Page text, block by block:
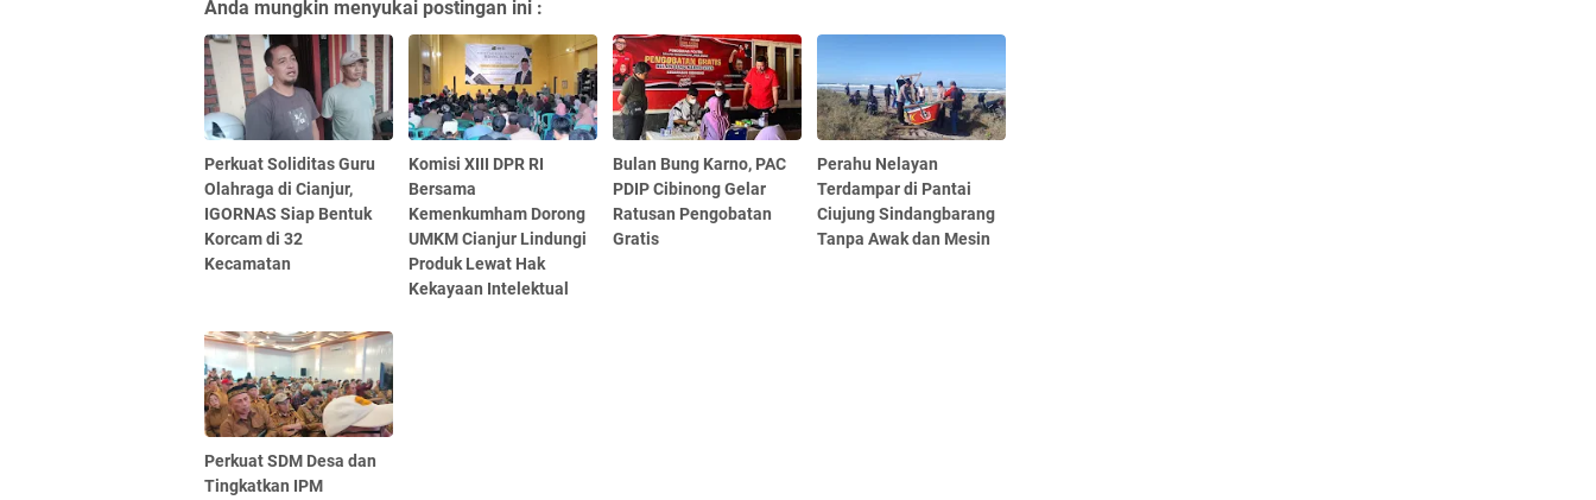
Anda mungkin menyukai postingan ini :
Perkuat Soliditas Guru
Olahraga di Cianjur,
IGORNAS Siap Bentuk
Korcam di 32
Kecamatan
Komisi XIII DPR RI
Bersama
Kemenkumham Dorong
UMKM Cianjur Lindungi
Produk Lewat Hak
Kekayaan Intelektual
Bulan Bung Karno, PAC
PDIP Cibinong Gelar
Ratusan Pengobatan
Gratis
Perahu Nelayan
Terdampar di Pantai
Ciujung Sindangbarang
Tanpa Awak dan Mesin
Perkuat SDM Desa dan
Tingkatkan IPM